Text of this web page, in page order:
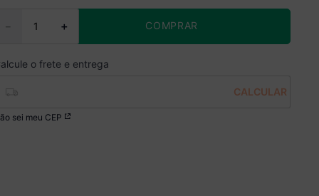
＋
－ COMPRAR
sei meu CEP